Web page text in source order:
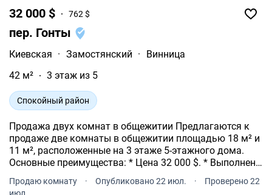
32 000 $ 762 $
пер. Гонты
Киевская · Замостянский ·
Винница
42 м²
3 этаж из 5
Спокойный район
Продажа двух комнат в общежитии Предлагаются к
продаже две комнаты в общежитии площадью 18 м² и
11 м², расположенные на 3 этаже 5-этажного дома.
Основные преимущества: * Цена 32 000 $. * Выполнен
качественный ремонт. * Просторные и светлые
комнаты, готовые к заселению.
Продаю комнату · Опубликовано 22 июл. ·
Проверено 22